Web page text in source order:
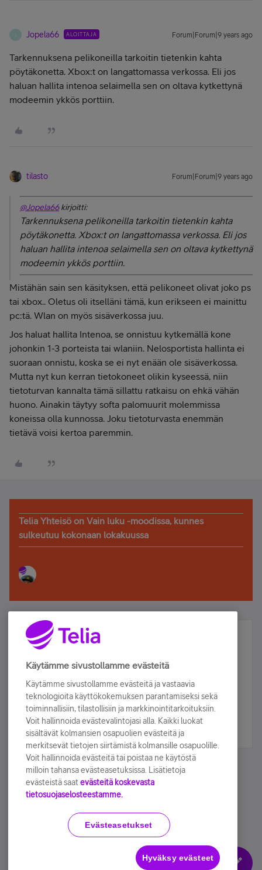
Jopela66 ALOITTAJA Forum|Forum|9 years ago
Tarkennuksena pelikoneilla tarkoitin tietenkin kahta
pöytäkonetta. Xbox:t on langattomassa verkossa. Eli jos
haluan hallita intenoa selaimella sen on oltava kytkettynä
modeemin ykkös porttiin.
tilasto Forum|Forum|9 years ago
@Jopela66kirjoitti:
Tarkennuksena pelikoneilla tarkoitin tietenkin kahta
pöytäkonetta. Xbox:t on langattomassa verkossa. Eli jos
haluan hallita intenoa selaimella sen on oltava kytkettynä
modeemin ykkös porttiin.
Mistähän sain sen käsityksen, että pelikoneet olivat joko ps
tai xbox.. Oletus oli itselläni tämä, kun erikseen ei mainittu
pc:tä. Wlan on myös sisäverkossa juu.
Jos haluat hallita Intenoa, se onnistuu kytkemällä kone
johonkin 1-3 porteista tai wlaniin. Nelosportista hallinta ei
suoraan onnistu, koska se ei nyt enään ole sisäverkossa.
Mutta nyt kun kerran tietokoneet olikin kyseessä, niin
tietoturvan kannalta tämä sillattu ratkaisu on ehkä vähän
huono. Ainakin täytyy softa palomuurit molemmissa
koneissa olla kunnossa. Joku tietoturvasta enemmän
tietävä voisi kertoa paremmin.
Telia Yhteisö on Vain luku -moodissa, kunnes
sulkeutuu kokonaan lokakuussa
Älä jää paitsi – osallistu ja voita!
Tilaa Telian uutiskirje ja olet mukana arvonnassa.
sähköpostiisi.
Tilaa nyt
Käyttöehdot Accessibility statement
Evästeasetukset
Käytämme sivustollamme evästeitä
Käytämme sivustollamme evästeitä ja vastaavia
teknologioita käyttökokemuksen parantamiseksi sekä
toiminnallisiin, tilastollisiin ja markkinointitarkoituksiin.
Voit hallinnoida evästevalintojasi alla. Kaikki luokat
sisältävät kolmansien osapuolien evästeitä ja
merkitsevät tietojen siirtämistä kolmansille osapuolille.
Voit hallinnoida evästeitä tai poistaa ne käytöstä
milloin tahansa evästeasetuksissa. Lisätietoja
evästeistä saat evästeitä koskevasta
tietosuojaselosteestamme.
Evästeasetukset
Hyväksy evästeet